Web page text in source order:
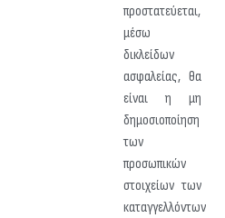
προστατεύεται,
μέσω
δικλείδων
ασφαλείας, θα
είναι η μη
δημοσιοποίηση
των
προσωπικών
στοιχείων των
καταγγελλόντων